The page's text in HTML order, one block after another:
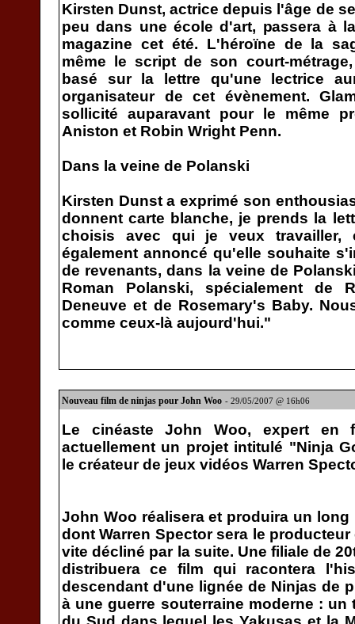
Kirsten Dunst, actrice depuis l'âge de
peu dans une école d'art, passera à
magazine cet été. L'héroïne de la
même le script de son court-
basé sur la lettre qu'une lectrice
organisateur de cet évènement.
sollicité auparavant pour le même
Aniston et Robin Wright Penn.
Dans la veine de Polanski
Kirsten Dunst a exprimé son
donnent carte blanche, je prends la
choisis avec qui je veux travailler,
également annoncé qu'elle souhaite
de revenants, dans la veine de
Roman Polanski, spécialement de
Deneuve et de Rosemary's Baby.
comme ceux-là aujourd'hui."
Nouveau film de ninjas pour John Woo - 29/05/2007 @ 16h06
Le cinéaste John Woo, expert en
actuellement un projet intitulé "Ninja
le créateur de jeux vidéos Warren
John Woo réalisera et produira un
dont Warren Spector sera le
vite décliné par la suite. Une filiale de
distribuera ce film qui racontera
descendant d'une lignée de Ninjas de
à une guerre souterraine moderne :